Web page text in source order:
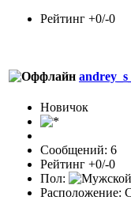
Рейтинг +0/-0
andrey_s_
Новичок
Сообщений: 6
Рейтинг +0/-0
Пол:
Расположение: